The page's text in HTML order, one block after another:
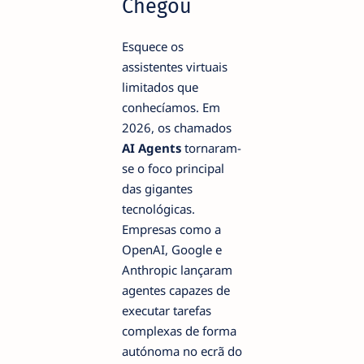
Chegou
Esquece os
assistentes virtuais
limitados que
conhecíamos. Em
2026, os chamados
AI Agents tornaram-
se o foco principal
das gigantes
tecnológicas.
Empresas como a
OpenAI, Google e
Anthropic lançaram
agentes capazes de
executar tarefas
complexas de forma
autónoma no ecrã do